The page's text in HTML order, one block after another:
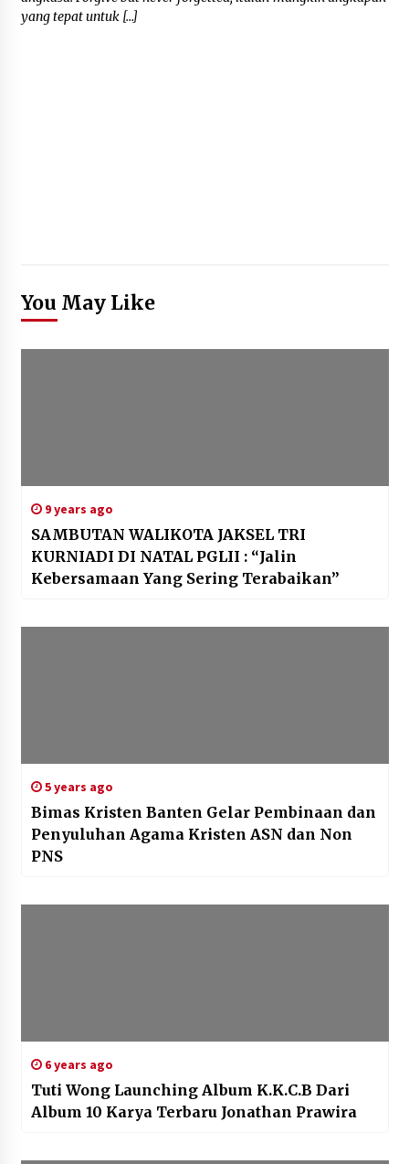
yang tepat untuk […]
You May Like
9 years ago
SAMBUTAN WALIKOTA JAKSEL TRI
KURNIADI DI NATAL PGLII : “Jalin
Kebersamaan Yang Sering Terabaikan”
5 years ago
Bimas Kristen Banten Gelar Pembinaan dan
Penyuluhan Agama Kristen ASN dan Non
PNS
6 years ago
Tuti Wong Launching Album K.K.C.B Dari
Album 10 Karya Terbaru Jonathan Prawira